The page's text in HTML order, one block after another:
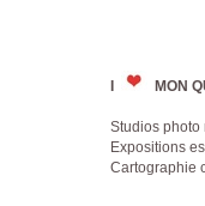
MON
Studios photo
Expositions
Cartographie